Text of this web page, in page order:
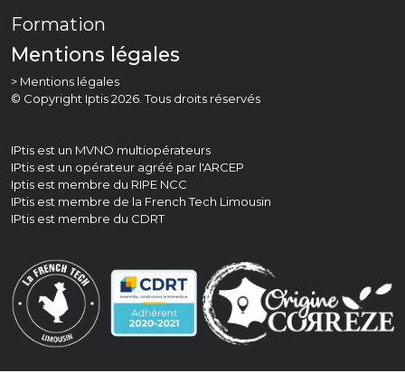
Formation
Mentions légales
> Mentions légales
© Copyright Iptis 2026. Tous droits réservés
IPtis est un MVNO multiopérateurs
IPtis est un opérateur agréé par l'ARCEP
Iptis est membre du RIPE NCC
IPtis est membre de la French Tech Limousin
IPtis est membre du CDRT